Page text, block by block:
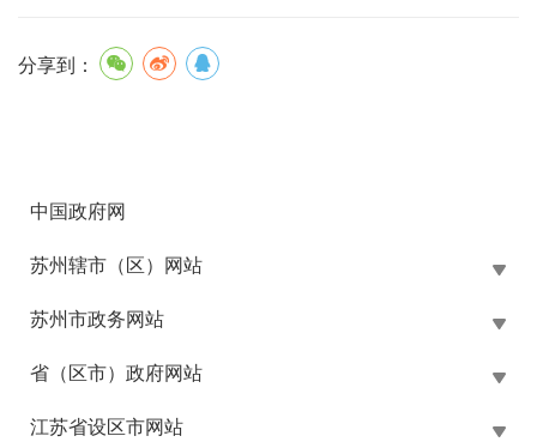
分享到：
中国政府网
苏州辖市（区）网站
苏州市政务网站
省（区市）政府网站
江苏省设区市网站